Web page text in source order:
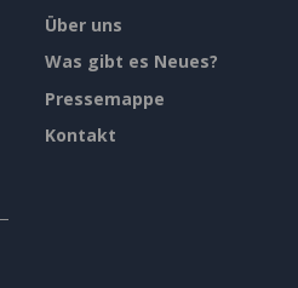
Über uns
Was gibt es Neues?
Pressemappe
Kontakt